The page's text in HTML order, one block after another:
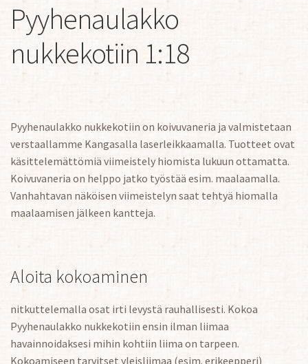
Pyyhenaulakko
nukkekotiin 1:18
Pyyhenaulakko nukkekotiin on koivuvaneria ja valmistetaan
verstaallamme Kangasalla laserleikkaamalla. Tuotteet ovat
käsittelemättömiä viimeistely hiomista lukuun ottamatta.
Koivuvaneria on helppo jatko työstää esim. maalaamalla.
Vanhahtavan näköisen viimeistelyn saat tehtyä hiomalla
maalaamisen jälkeen kantteja.
Aloita kokoaminen
nitkuttelemalla osat irti levystä rauhallisesti. Kokoa
Pyyhenaulakko nukkekotiin ensin ilman liimaa
havainnoidaksesi mihin kohtiin liima on tarpeen.
Kokoamiseen tarvitset yleisliimaa (esim. erikeepperi)